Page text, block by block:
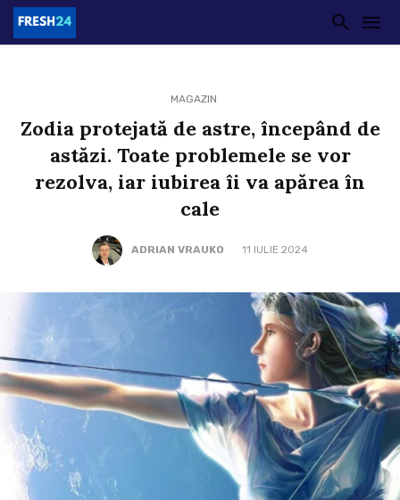
MAGAZIN
Zodia protejată de astre, începând de
astăzi. Toate problemele se vor
rezolva, iar iubirea îi va apărea în
cale
ADRIAN VRAUKO 11 IULIE 2024